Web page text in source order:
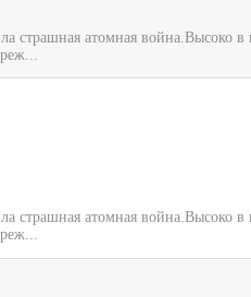
страшная атомная война.Высоко в
страшная атомная война.Высоко в